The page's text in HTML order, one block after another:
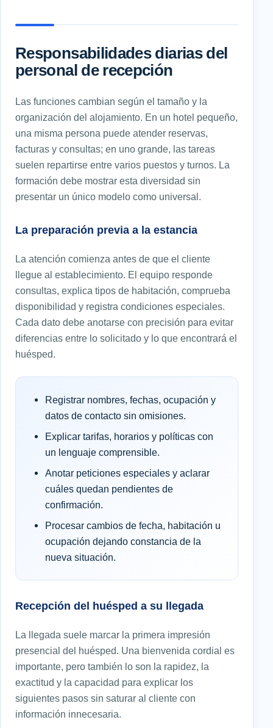
Responsabilidades diarias del
personal de recepción
Las funciones cambian según el tamaño y la
organización del alojamiento. En un hotel pequeño,
una misma persona puede atender reservas,
facturas y consultas; en uno grande, las tareas
suelen repartirse entre varios puestos y turnos. La
formación debe mostrar esta diversidad sin
presentar un único modelo como universal.
La preparación previa a la estancia
La atención comienza antes de que el cliente
llegue al establecimiento. El equipo responde
consultas, explica tipos de habitación, comprueba
disponibilidad y registra condiciones especiales.
Cada dato debe anotarse con precisión para evitar
diferencias entre lo solicitado y lo que encontrará el
huésped.
Registrar nombres, fechas, ocupación y
datos de contacto sin omisiones.
Explicar tarifas, horarios y políticas con
un lenguaje comprensible.
Anotar peticiones especiales y aclarar
cuáles quedan pendientes de
confirmación.
Procesar cambios de fecha, habitación u
ocupación dejando constancia de la
nueva situación.
Recepción del huésped a su llegada
La llegada suele marcar la primera impresión
presencial del huésped. Una bienvenida cordial es
importante, pero también lo son la rapidez, la
exactitud y la capacidad para explicar los
siguientes pasos sin saturar al cliente con
información innecesaria.